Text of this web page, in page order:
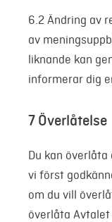
6.2 Ändring av
av
liknande kan
informerar dig
7 Överlåtelse
Du kan
vi först
om du vill
överlåta